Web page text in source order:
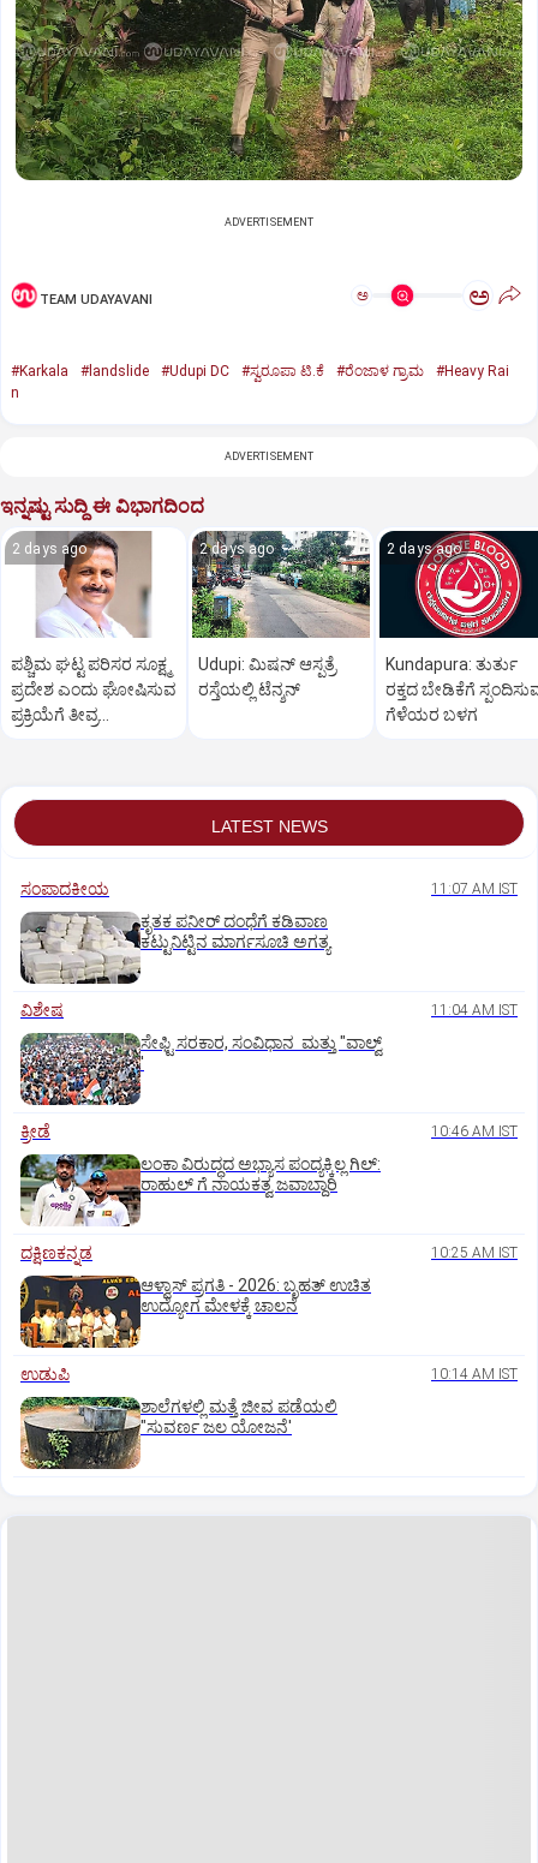
ADVERTISEMENT
TEAM UDAYAVANI ಅ ಅ
#Karkala #landslide #Udupi DC #ಸ್ವರೂಪಾ ಟಿ.ಕೆ #ರೆಂಜಾಳ ಗ್ರಾಮ
#Heavy Rai
n
ADVERTISEMENT
ಇನ್ನಷ್ಟು ಸುದ್ದಿ ಈ ವಿಭಾಗದಿಂದ
2 days ago
ಪಶ್ಚಿಮ ಘಟ್ಟ ಪರಿಸರ ಸೂಕ್ಷ್ಮ
ಪ್ರದೇಶ ಎಂದು ಘೋಷಿಸುವ
ಪ್ರಕ್ರಿಯೆಗೆ ತೀವ್ರ
2 days ago
Udupi: ಮಿಷನ್‌ ಆಸ್ಪತ್ರೆ
ರಸ್ತೆಯಲ್ಲಿ ಟೆನ್ಶನ್‌
2 days ago
Kundapura: ತುರ್ತು
ರಕ್ತದ ಬೇಡಿಕೆಗೆ
ಗೆಳೆಯರ ಬಳಗ
LATEST NEWS
ಸಂಪಾದಕೀಯ 11:07 AM IST
ಕೃತಕ ಪನೀರ್‌ ದಂಧೆಗೆ ಕಡಿವಾಣ
ಕಟ್ಟುನಿಟ್ಟಿನ ಮಾರ್ಗಸೂಚಿ ಅಗತ್ಯ
ವಿಶೇಷ 11:04 AM IST
ಸೇಫ್ಟಿ ಸರಕಾರ, ಸಂವಿಧಾನ ಮತ್ತು "ವಾಲ್ವ್
'
ಕ್ರೀಡೆ 10:46 AM IST
ಲಂಕಾ ವಿರುದ್ಧದ ಅಭ್ಯಾಸ ಪಂದ್ಯಕ್ಕಿಲ್ಲ ಗಿಲ್:‌
ರಾಹುಲ್‌ ಗೆ ನಾಯಕತ್ವ ಜವಾಬ್ದಾರಿ
ದಕ್ಷಿಣಕನ್ನಡ 10:25 AM IST
ಆಳ್ವಾಸ್‌ ಪ್ರಗತಿ - 2026: ಬೃಹತ್ ಉಚಿತ
ಉದ್ಯೋಗ ಮೇಳಕ್ಕೆ ಚಾಲನೆ
ಉಡುಪಿ 10:14 AM IST
ಶಾಲೆಗಳಲ್ಲಿ ಮತ್ತೆ ಜೀವ ಪಡೆಯಲಿ
"ಸುವರ್ಣ ಜಲ ಯೋಜನೆ'